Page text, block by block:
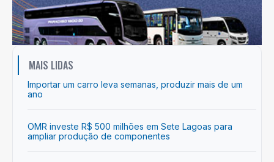
MAIS LIDAS
Importar um carro leva semanas, produzir mais de um
ano
OMR investe R$ 500 milhões em Sete Lagoas para
ampliar produção de componentes